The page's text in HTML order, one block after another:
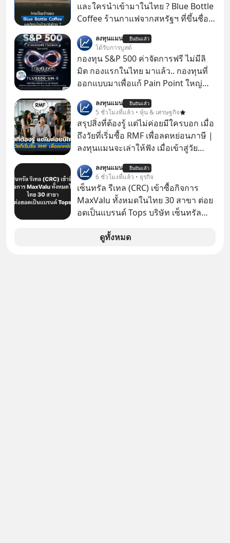
และใครนำเข้ามาในไทย ? Blue Bottle
Coffee ร้านกาแฟจากสหรัฐฯ ที่ขึ้นชื่อ
แรกในประเทศไทย ที่ Central Park
ลงทุนแมน ยืนยันแล้ว
ได้รับการบูสต์
กองทุน S&P 500 ค่าจัดการฟรี ไม่มีลิ
มิต กองแรกในไทย มาแล้ว.. กองทุนที่
ออกแบบมาเพื่อแก้ Pain Point ใหญ่
ลงทุนแมน ยืนยันแล้ว
5 ชั่วโมงที่แล้ว • หุ้น & เศรษฐกิจ
สรุปสิ่งที่ต้องรู้ แต่ไม่ค่อยมีใครบอก เมื่อ
ถึงวัยที่เริ่มซื้อ RMF เพื่อลดหย่อนภาษี |
ลงทุนแมนจะเล่าให้ฟัง เมื่อเข้าสู่วัย
ภาษี หลายคนมักได้รับคำแนะนำให้
ลงทุนใน RMF เพราะนอกจากจะช่วยลด
หย่อนภาษีได้แล้ว ยังเป็นโอกาสในการ
สร้างความมั่งคั่งระยะยาว แต่น้อยคน
อะไรบ้าง ควรดู ตรงไหน ทำอย่างไร ถึง
จะดีกับเรา แล้วเราควรรู้ข้อมูลอะไร
ลงทุนแมน ยืนยันแล้ว
6 ชั่วโมงที่แล้ว • ธุรกิจ
เซ็นทรัล รีเทล (CRC) เข้าซื้อกิจการ
MaxValu ทั้งหมดในไทย 30 สาขา ต่อย
อดเป็นแบรนด์ Tops บริษัท เซ็นทรัล
CRC แจ้งตลาดหลักทรัพย์ฯ ว่า บริษัท
ดูทั้งหมด